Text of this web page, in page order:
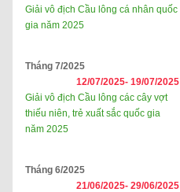
Giải vô địch Cầu lông cá nhân quốc
gia năm 2025
Tháng 7/2025
12/07/2025- 19/07/2025
Giải vô địch Cầu lông các cây vợt
thiếu niên, trẻ xuất sắc quốc gia
năm 2025
Tháng 6/2025
21/06/2025- 29/06/2025